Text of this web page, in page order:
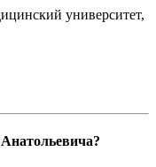
университет,